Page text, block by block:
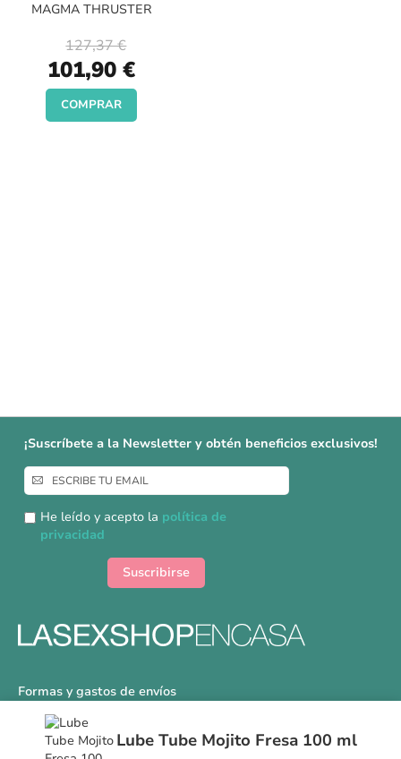
Lube Tube Mojito Fresa 100 ml
MAGMA THRUSTER
Special
Price
101,90 €
127,37 €
COMPRAR
¡Suscríbete a la Newsletter y obtén beneficios exclusivos!
Inscríbase
a
nuestro
boletín
He leído y acepto la política de
privacidad
Suscribirse
Formas y gastos de envíos
Devoluciones
Información Tallas